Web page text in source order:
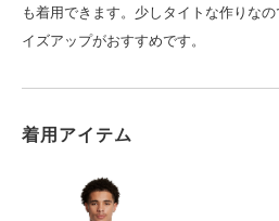
も着用できます。少しタイトな作りな
イズアップがおすすめです。
着用アイテム